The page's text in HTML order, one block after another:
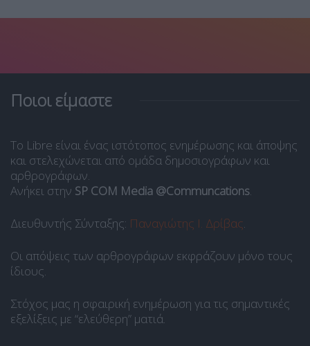
Ποιοι είμαστε
Το Libre είναι ένας ιστότοπος ενημέρωσης και άποψης
και στελεχώνεται από ομάδα δημοσιογράφων και
αρθρογράφων.
Ανήκει στην SP COM Media @Communcations.
Διευθυντής Σύνταξης: Παναγιώτης Ι. Δρίβας.
Οι απόψεις των αρθρογράφων εκφράζουν μόνο τους
ίδιους.
Στόχος μας η σφαιρική ενημέρωση για τις σημαντικές
εξελίξεις με “ελεύθερη” ματιά.